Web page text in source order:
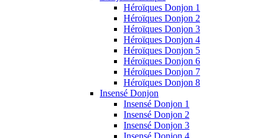
Héroïques Donjon 1
Héroïques Donjon 2
Héroïques Donjon 3
Héroïques Donjon 4
Héroïques Donjon 5
Héroïques Donjon 6
Héroïques Donjon 7
Héroïques Donjon 8
Insensé Donjon
Insensé Donjon 1
Insensé Donjon 2
Insensé Donjon 3